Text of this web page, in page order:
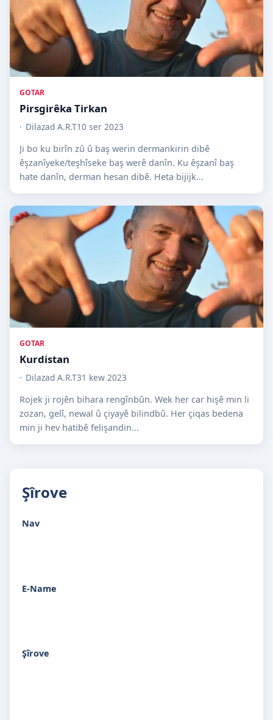
GOTAR
Pirsgirêka Tirkan
Dilazad A.R.T10 ser 2023
Ji bo ku birîn zû û baş werin dermankirin dibê
êşzanîyeke/teşhîseke baş werê danîn. Ku êşzanî baş
hate danîn, derman hesan dibê. Heta bijijk...
GOTAR
Kurdistan
Dilazad A.R.T31 kew 2023
Rojek ji rojên bihara rengînbûn. Wek her car hişê min li
zozan, gelî, newal û çiyayê bilindbû. Her çiqas bedena
min ji hev hatibê felişandin...
Şîrove
Nav
E-Name
Şîrove